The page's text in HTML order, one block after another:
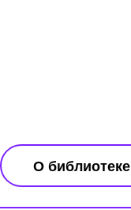
О библиотеке